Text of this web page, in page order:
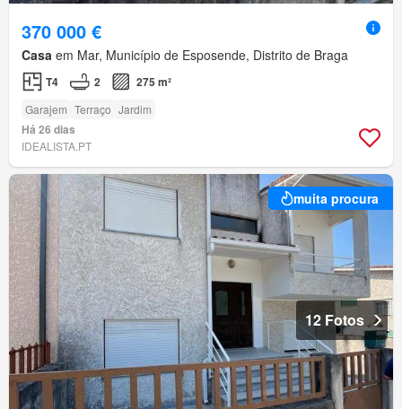
370 000 €
Casa em Mar, Município de Esposende, Distrito de Braga
T4 2 275 m²
Garajem Terraço Jardim
Há 26 dias
IDEALISTA.PT
muita procura
12 Fotos